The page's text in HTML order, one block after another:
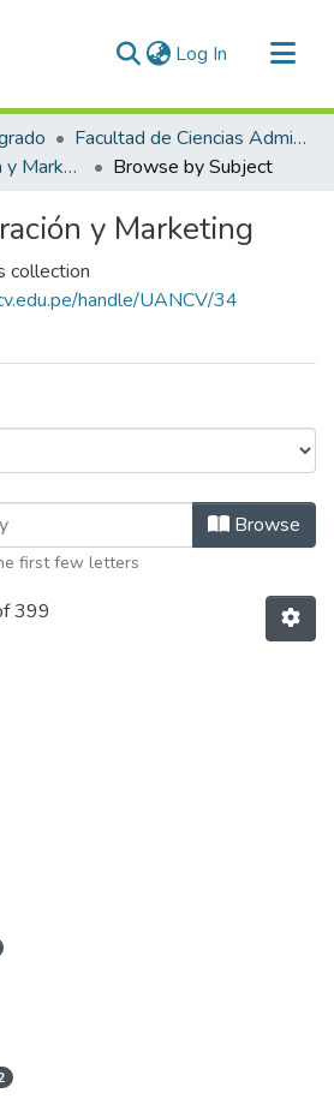
Log In (current)
Facultad de Ciencias Administrativas
E.P. Administración y Marketing
Browse by Subject
y Marketing
collection
handle/UANCV/34
Administración yBrowse
first few letters
399